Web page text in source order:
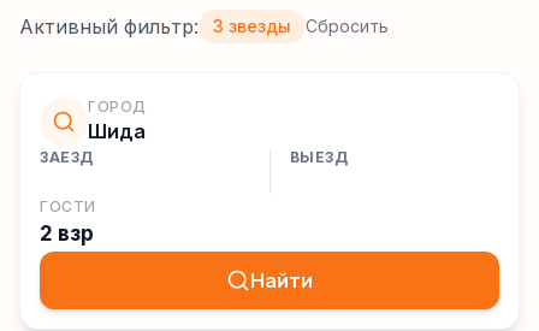
Активный фильтр: 3 звезды Сбросить
ГОРОД
Шида
ЗАЕЗД ВЫЕЗД
ГОСТИ
2 взр
Найти